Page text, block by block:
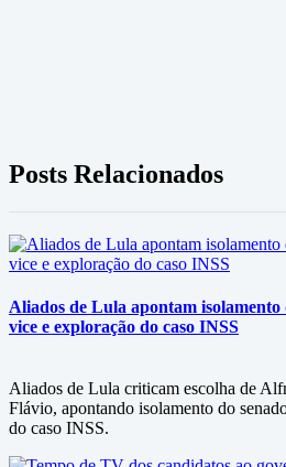
Posts Relacionados
Aliados de Lula apontam isolamento
vice e exploração do caso INSS
Aliados de Lula criticam escolha de
Flávio, apontando isolamento do
do caso INSS.